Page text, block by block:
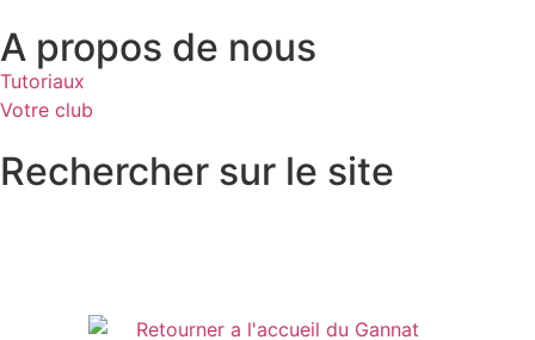
A propos de nous
Tutoriaux
Votre club
Rechercher sur le site